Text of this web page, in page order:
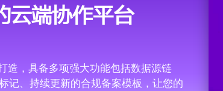
云端协作平台
造，具备多项强大功能包括数据源链
记、持续更新的合规备案模板，让您的